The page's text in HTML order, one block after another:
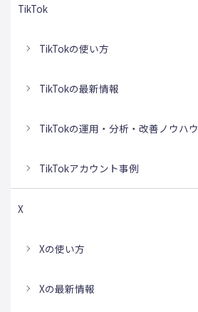
TikTok
TikTokの使い方
TikTokの最新情報
TikTokの運用・分析・改善ノウハウ
TikTokアカウント事例
X
Xの使い方
Xの最新情報